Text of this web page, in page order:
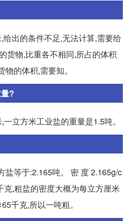
出的条件不足,无法计算,需要给
货物,比重各不相同,所占的体积
的体积,需要知。
?
立方米工业盐的重量是1.5吨。
盐等于:2.165吨。 密 度 2.165g/c
克,粗盐的密度大概为每立方厘米
千克,所以一吨粗。